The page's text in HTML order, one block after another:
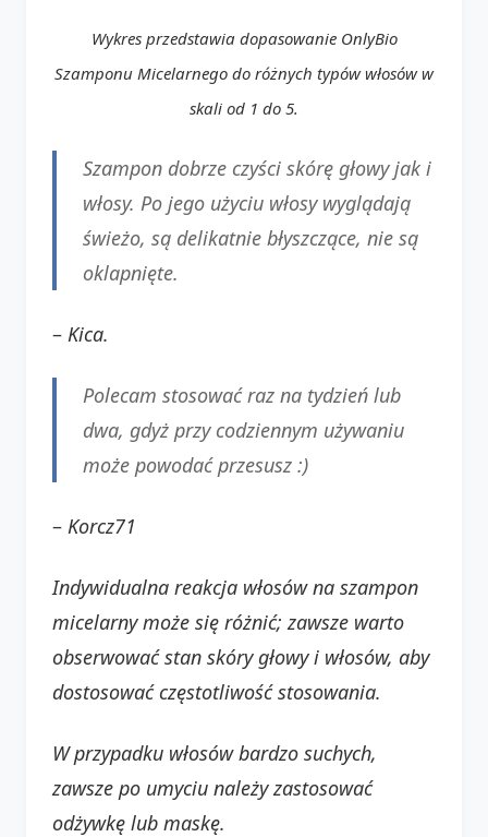
Wykres przedstawia dopasowanie OnlyBio
Szamponu Micelarnego do różnych typów włosów w
skali od 1 do 5.
Szampon dobrze czyści skórę głowy jak i
włosy. Po jego użyciu włosy wyglądają
świeżo, są delikatnie błyszczące, nie są
oklapnięte.
– Kica.
Polecam stosować raz na tydzień lub
dwa, gdyż przy codziennym używaniu
może powodać przesusz :)
– Korcz71
Indywidualna reakcja włosów na szampon
micelarny może się różnić; zawsze warto
obserwować stan skóry głowy i włosów, aby
dostosować częstotliwość stosowania.
W przypadku włosów bardzo suchych,
zawsze po umyciu należy zastosować
odżywkę lub maskę.